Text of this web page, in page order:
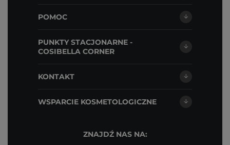
POMOC
PUNKTY STACJONARNE -
COSIBELLA CORNER
KONTAKT
WSPARCIE KOSMETOLOGICZNE
ZNAJDŹ NAS NA: